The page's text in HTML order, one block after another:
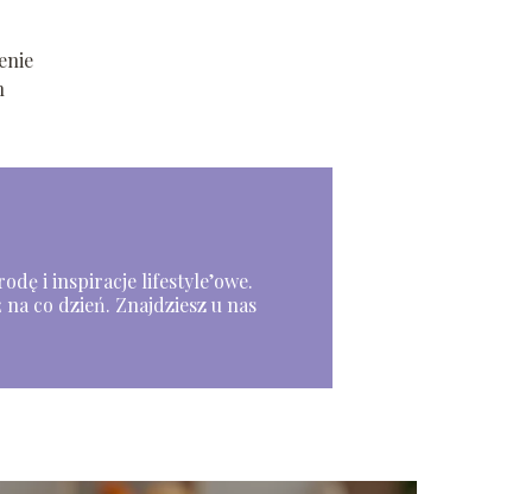
i inspiracje lifestyle’owe.
co dzień. Znajdziesz u nas